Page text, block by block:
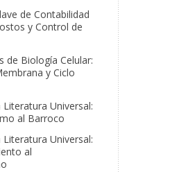
de Contabilidad
y Control de
de Biología Celular:
y Ciclo
Universal:
al Barroco
Universal:
al